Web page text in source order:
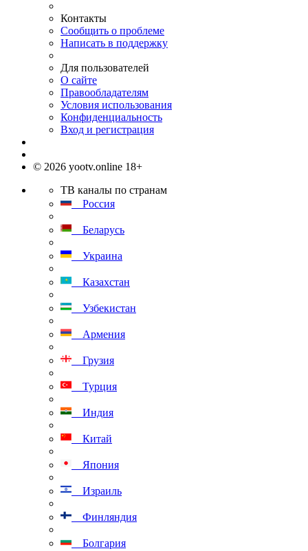
Контакты
Сообщить о проблеме
Написать в поддержку
Для пользователей
О сайте
Правообладателям
Условия использования
Конфиденциальность
Вход и регистрация
© 2026 yootv.online 18+
ТВ каналы по странам
Россия
Беларусь
Украина
Казахстан
Узбекистан
Армения
Грузия
Турция
Индия
Китай
Япония
Израиль
Финляндия
Болгария